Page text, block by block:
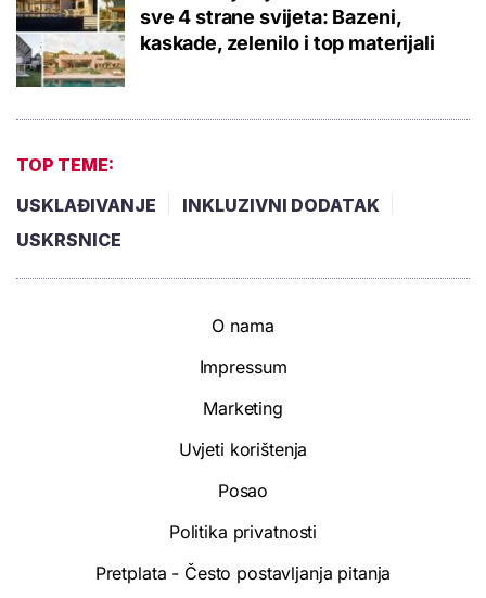
sve 4 strane svijeta: Bazeni,
kaskade, zelenilo i top materijali
TOP TEME:
USKLAĐIVANJE
INKLUZIVNI DODATAK
USKRSNICE
O nama
Impressum
Marketing
Uvjeti korištenja
Posao
Politika privatnosti
Pretplata - Često postavljanja pitanja